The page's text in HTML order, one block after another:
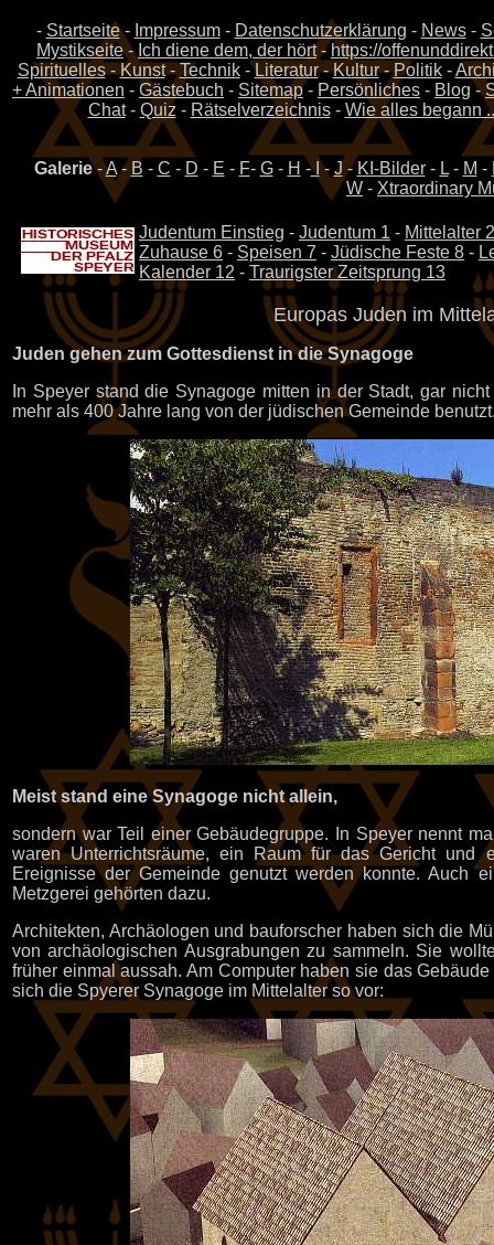
- Startseite- Impressum- Datenschutzerklärung - News-
Mystikseite- Ich diene dem, der hört- https://
Spirituelles- Kunst- Technik-Literatur-Kultur-Politik-
+ Animationen - Gästebuch - Sitemap- Persönliches - Blog -
Chat- Quiz - Rätselverzeichnis- Wie alles begann
Galerie-A- B - C - D - E - F- G- H -I - J - KI-Bilder- L- M -
W - Xtraordinary
Judentum Einstieg - Judentum 1 - Mittelalter 2
Zuhause 6 - Speisen 7 - Jüdische Feste 8 -
Kalender 12 - Traurigster Zeitsprung 13
Europas Juden im
Juden gehen zum Gottesdienst in die Synagoge
In Speyer stand die Synagoge mitten in der Stadt, gar
mehr als 400 Jahre lang von der jüdischen Gemeinde
Meist stand eine Synagoge nicht allein,
sondern war Teil einer Gebäudegruppe. In Speyer nennt
waren Unterrichtsräume, ein Raum für das Gericht
Ereignisse der Gemeinde genutzt werden konnte. Auch
Metzgerei gehörten dazu.
Architekten, Archäologen und bauforscher haben sich die
von archäologischen Ausgrabungen zu sammeln. Sie
früher einmal aussah. Am Computer haben sie das
sich die Spyerer Synagoge im Mittelalter so vor: